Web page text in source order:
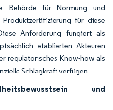
Behörde für Normung und
für diese
Anforderung fungiert als
etablierten Akteuren
regulatorisches Know-how als
Schlagkraft verfügen.
und